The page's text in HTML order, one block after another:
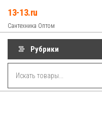
содержимому
13-13.ru
Сантехника Оптом
Рубрики